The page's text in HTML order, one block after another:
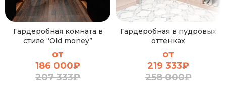
Гардеробная комната в
стиле “Old money”
от
186 000₽
207 333₽
Гардеробная в пудровых
оттенках
от
219 333₽
258 000₽